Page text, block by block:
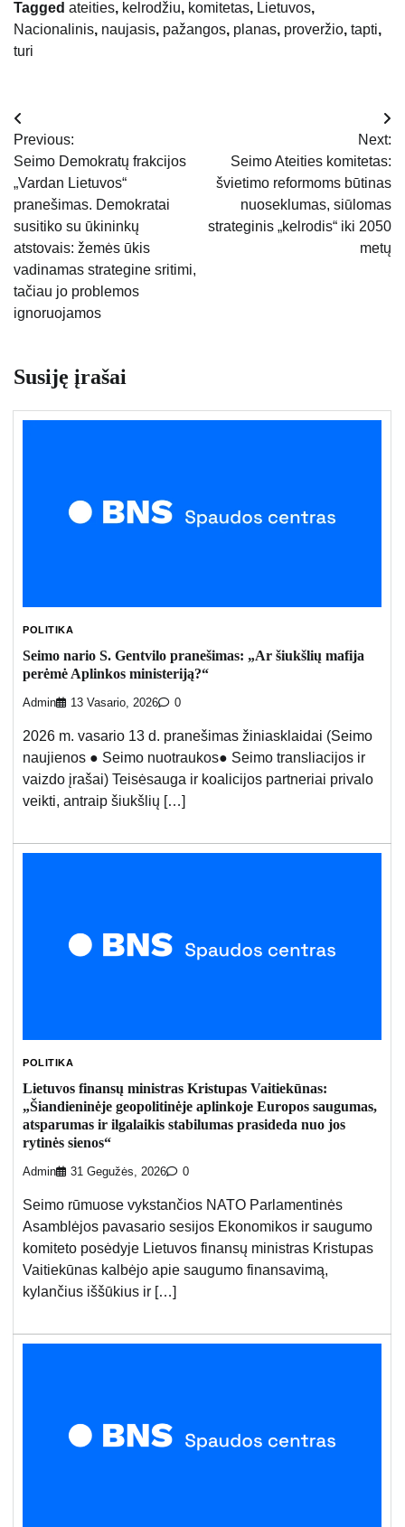
Tagged ateities, kelrodžiu, komitetas, Lietuvos,
Nacionalinis, naujasis, pažangos, planas, proveržio, tapti,
turi
Navigacija
tarp
įrašų
Previous:
Seimo Demokratų frakcijos
„Vardan Lietuvos“
pranešimas. Demokratai
susitiko su ūkininkų
atstovais: žemės ūkis
vadinamas strategine sritimi,
tačiau jo problemos
ignoruojamos
Next:
Seimo Ateities komitetas:
švietimo reformoms būtinas
nuoseklumas, siūlomas
strateginis „kelrodis“ iki 2050
metų
Susiję įrašai
POLITIKA
Seimo nario S. Gentvilo pranešimas: „Ar šiukšlių mafija
perėmė Aplinkos ministeriją?“
Admin 13 Vasario, 2026 0
2026 m. vasario 13 d. pranešimas žiniasklaidai (Seimo
naujienos ● Seimo nuotraukos● Seimo transliacijos ir
vaizdo įrašai) Teisėsauga ir koalicijos partneriai privalo
veikti, antraip šiukšlių […]
POLITIKA
Lietuvos finansų ministras Kristupas Vaitiekūnas:
„Šiandieninėje geopolitinėje aplinkoje Europos saugumas,
atsparumas ir ilgalaikis stabilumas prasideda nuo jos
rytinės sienos“
Admin 31 Gegužės, 2026 0
Seimo rūmuose vykstančios NATO Parlamentinės
Asamblėjos pavasario sesijos Ekonomikos ir saugumo
komiteto posėdyje Lietuvos finansų ministras Kristupas
Vaitiekūnas kalbėjo apie saugumo finansavimą,
kylančius iššūkius ir […]